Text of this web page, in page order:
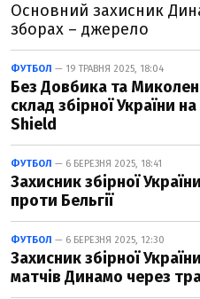
Основний захисник
зборах – джерело
ФУТБОЛ — 19 ТРАВНЯ 2025, 18:04
Без Довбика та
склад збірної України
Shield
ФУТБОЛ — 6 БЕРЕЗНЯ 2025, 18:41
Захисник збірної
проти Бельгії
ФУТБОЛ — 6 БЕРЕЗНЯ 2025, 12:30
Захисник збірної
матчів Динамо через